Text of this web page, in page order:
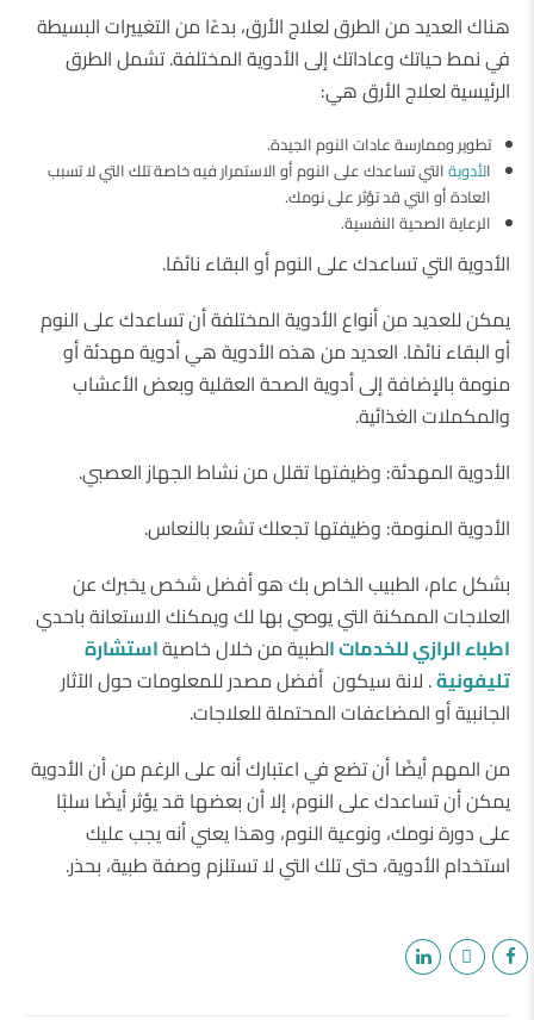
هناك العديد من الطرق لعلاج الأرق، بدءًا من التغييرات البسيطة
في نمط حياتك وعاداتك إلى الأدوية المختلفة. تشمل الطرق
الرئيسية لعلاج الأرق هي:
تطوير وممارسة عادات النوم الجيدة.
الأدويةالتي تساعدك على النوم أو الاستمرار فيه خاصة تلك التي لا تسبب
العادة أو التي قد تؤثر على نومك.
الرعاية الصحية النفسية.
الأدوية التي تساعدك على النوم أو البقاء نائمًا.
يمكن للعديد من أنواع الأدوية المختلفة أن تساعدك على النوم
أو البقاء نائمًا. العديد من هذه الأدوية هي أدوية مهدئة أو
منومة بالإضافة إلى أدوية الصحة العقلية وبعض الأعشاب
والمكملات الغذائية.
الأدوية المهدئة: وظيفتها تقلل من نشاط الجهاز العصبي.
الأدوية المنومة: وظيفتها تجعلك تشعر بالنعاس.
بشكل عام، الطبيب الخاص بك هو أفضل شخص يخبرك عن
العلاجات الممكنة التي يوصي بها لك ويمكنك الاستعانة باحدي
اطباء الرازي للخدمات الطبية من خلال خاصيةاستشارة
تليفونية. لانة سيكون أفضل مصدر للمعلومات حول الآثار
الجانبية أو المضاعفات المحتملة للعلاجات.
من المهم أيضًا أن تضع في اعتبارك أنه على الرغم من أن الأدوية
يمكن أن تساعدك على النوم، إلا أن بعضها قد يؤثر أيضًا سلبًا
على دورة نومك، ونوعية النوم، وهذا يعني أنه يجب عليك
استخدام الأدوية، حتى تلك التي لا تستلزم وصفة طبية، بحذر.